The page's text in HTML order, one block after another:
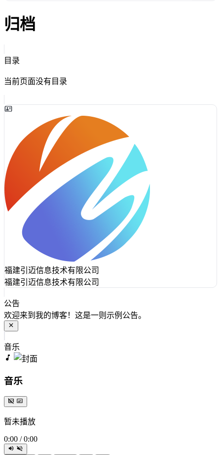
归档
目录
当前页面没有目录
福建引迈信息技术有限公司
福建引迈信息技术有限公司
公告
欢迎来到我的博客！这是一则示例公告。
音乐
音乐
暂未播放
0:00 / 0:00